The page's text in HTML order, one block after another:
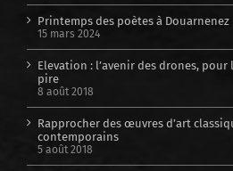
Printemps des poètes à Douarnenez
15 mars 2024
Elevation : l’avenir des drones,
pire
8 août 2018
Rapprocher des œuvres d’art
contemporains
5 août 2018